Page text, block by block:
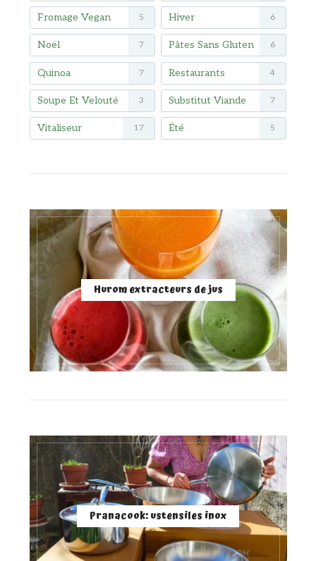
Fromage Vegan 5 Hiver 6
Noël 7 Pâtes Sans Gluten 6
Quinoa 7 Restaurants 4
Soupe Et Velouté 3 Substitut Viande 7
Vitaliseur 17 Été 5
Hurom extracteurs de jus
Pranacook: ustensiles inox